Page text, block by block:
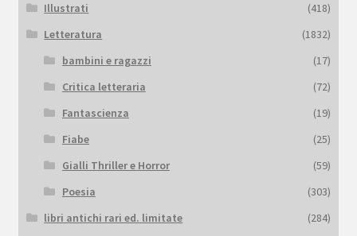
Illustrati
(418)
Letteratura
(1832)
bambini e ragazzi
(17)
Critica letteraria
(72)
Fantascienza
(19)
Fiabe
(25)
Gialli Thriller e Horror
(59)
Poesia
(303)
libri antichi rari ed. limitate
(284)